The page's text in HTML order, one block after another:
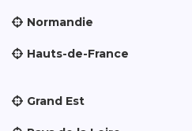
Normandie
Hauts-de-France
Grand Est